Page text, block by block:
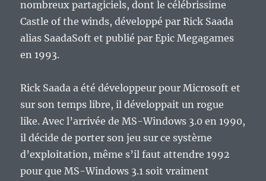
nombreux partagiciels, dont le célébrissime
Castle of the winds, développé par Rick Saada
alias SaadaSoft et publié par Epic Megagames
en 1993.
Rick Saada a été développeur pour Microsoft et
sur son temps libre, il développait un rogue
like. Avec l’arrivée de MS-Windows 3.0 en 1990,
il décide de porter son jeu sur ce système
d’exploitation, même s’il faut attendre 1992
pour que MS-Windows 3.1 soit vraiment